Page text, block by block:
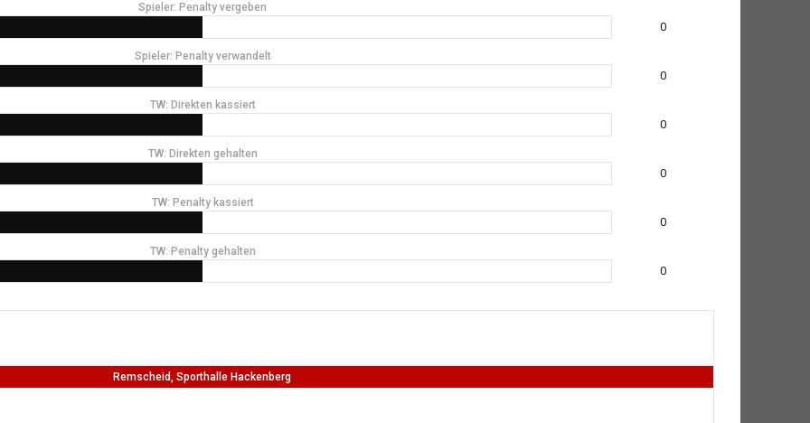
Spieler: Penalty vergeben
0
Spieler: Penalty verwandelt
0
TW: Direkten kassiert
0
TW: Direkten gehalten
0
TW: Penalty kassiert
0
TW: Penalty gehalten
0
Remscheid, Sporthalle Hackenberg